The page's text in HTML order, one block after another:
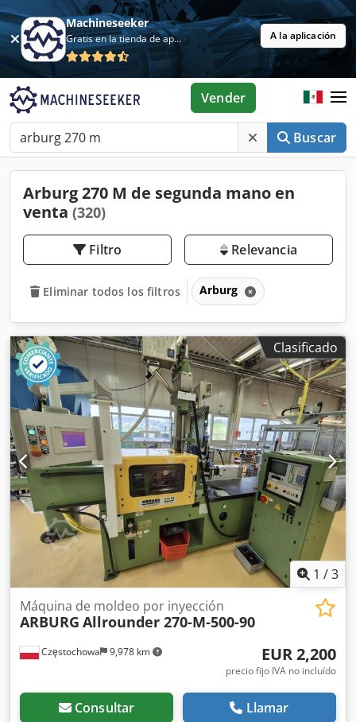
Machineseeker
Gratis en la tienda de aplicaciones A la aplicación
Buscar
Vender
Arburg 270 M de segunda mano en
venta (320)
Filtro Relevancia
Eliminar todos los filtros Arburg
Clasificado
1 /3
Częstochowa 9,978 km
Máquina de moldeo por inyección
ARBURG Allrounder 270-M-500-90
EUR 2,200
precio fijo IVA no incluído
Consultar Llamar